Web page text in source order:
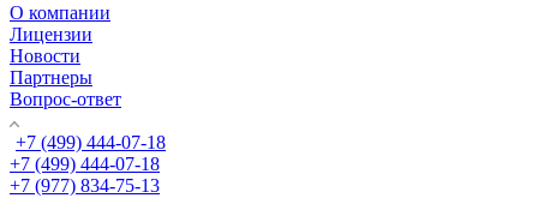
О компании
Лицензии
Новости
Партнеры
Вопрос-ответ
+7 (499) 444-07-18
+7 (499) 444-07-18
+7 (977) 834-75-13